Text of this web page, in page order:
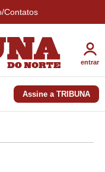
Contatos
entrar
Assine a TRIBUNA